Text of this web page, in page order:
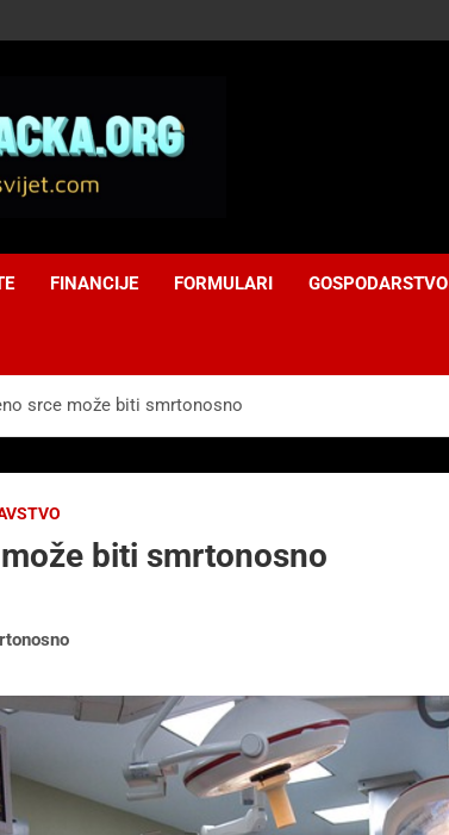
FINANCIJE FORMULARI GOSPODARSTVO
srce može biti smrtonosno
biti smrtonosno